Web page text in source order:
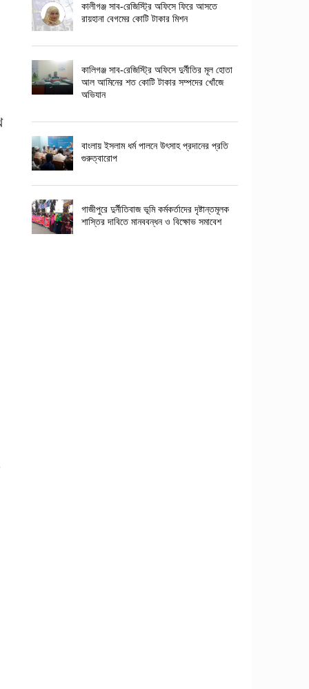
কালীগঞ্জ সাব-রেজিস্ট্রি অফিসে ফিরে আসতে
রায়হানা বেগমের কোটি টাকার মিশন
কালিগঞ্জ সাব-রেজিস্ট্রি অফিসে দুর্নীতির মূল হোতা
আল আমিনের শত কোটি টাকার সম্পদের খোঁজে
অভিযান
বাংলায় ইসলাম ধর্ম পালনে উৎসাহ প্রদানের প্রতি
গুরুত্বারোপ
গাজীপুরে দুর্নীতিবাজ ভূমি কর্মকর্তাদের দৃষ্টান্তমূলক
শাস্তির দাবিতে মানববন্ধন ও বিক্ষোভ সমাবেশ